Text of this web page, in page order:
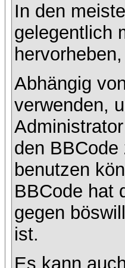
In den
gelegentlich
Abhängig
verwenden,
den
benutzen
BBCode hat
gegen
ist.
Es kann